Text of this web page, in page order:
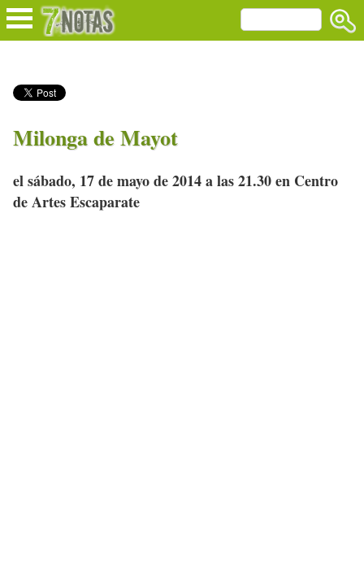
Milonga de Mayot
el sábado, 17 de mayo de 2014 a las 21.30 en Centro
de Artes Escaparate